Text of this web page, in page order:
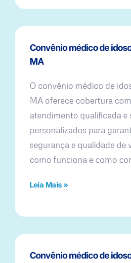
Convênio médico de
MA
O convênio médico de
MA oferece cobertura
atendimento qualificada e
personalizados para
segurança e qualidade de
como funciona e como
Leia Mais »
Convênio médico de